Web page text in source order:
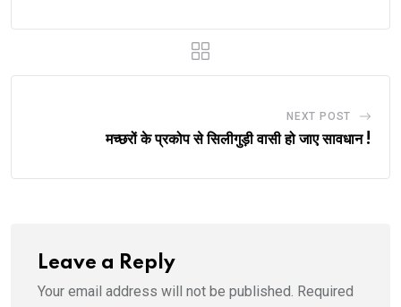
NEXT POST
मच्छरों के प्रकोप से सिलीगुड़ी वासी हो जाए सावधान !
Leave a Reply
Your email address will not be published. Required